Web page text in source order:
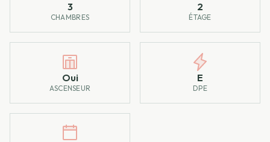
3
CHAMBRES
2
ÉTAGE
Oui
ASCENSEUR
E
DPE